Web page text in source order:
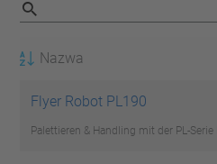
Nazwa
Flyer Robot PL190
Palettieren & Handling mit der PL-Serie